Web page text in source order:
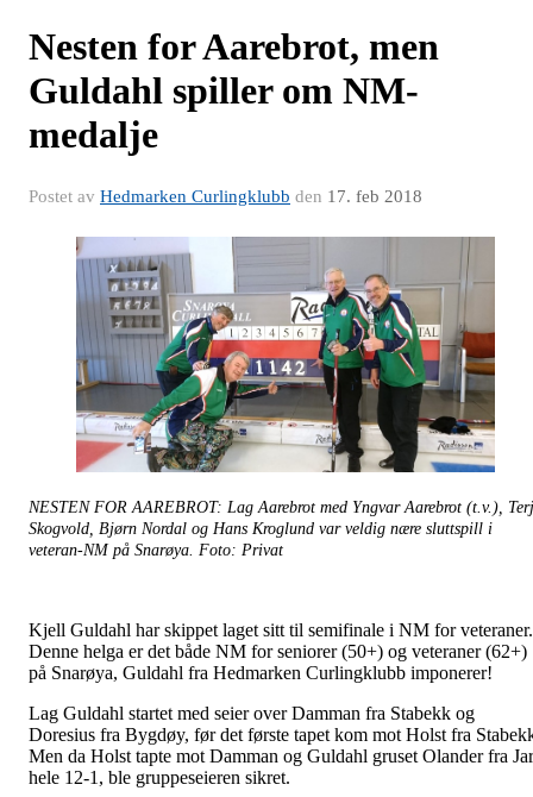
Nesten for Aarebrot, men
Guldahl spiller om NM-
medalje
Postet av Hedmarken Curlingklubb den 17. feb 2018
NESTEN FOR AAREBROT: Lag Aarebrot med Yngvar Aarebrot (t.v.),
Skogvold, Bjørn Nordal og Hans Kroglund var veldig nære sluttspill i
veteran-NM på Snarøya. Foto: Privat
Kjell Guldahl har skippet laget sitt til semifinale i NM for veteraner.
Denne helga er det både NM for seniorer (50+) og veteraner (62+)
på Snarøya, Guldahl fra Hedmarken Curlingklubb imponerer!
Lag Guldahl startet med seier over Damman fra Stabekk og
Doresius fra Bygdøy, før det første tapet kom mot Holst fra
Men da Holst tapte mot Damman og Guldahl gruset Olander fra Jar
hele 12-1, ble gruppeseieren sikret.